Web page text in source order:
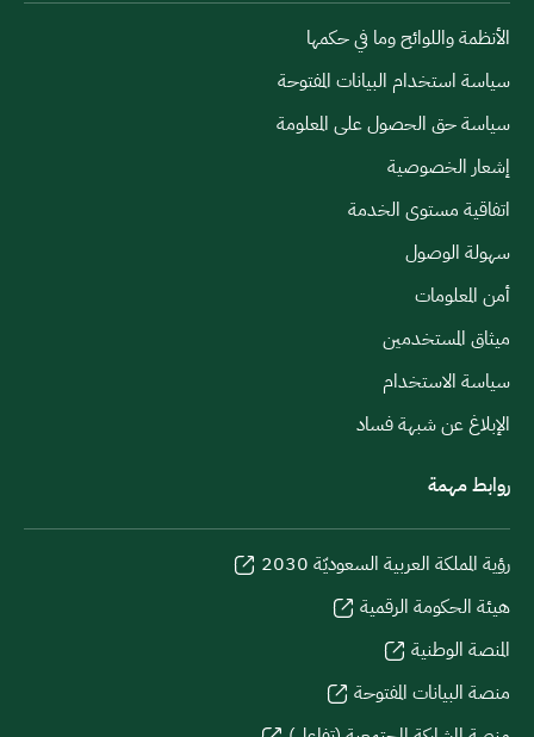
الأنظمة واللوائح وما في حكمها
سياسة استخدام البيانات المفتوحة
سياسة حق الحصول على المعلومة
إشعار الخصوصية
اتفاقية مستوى الخدمة
سهولة الوصول
أمن المعلومات
ميثاق المستخدمين
سياسة الاستخدام
الإبلاغ عن شبهة فساد
روابط مهمة
رؤية المملكة العربية السعوديّة 2030
هيئة الحكومة الرقمية
المنصة الوطنية
منصة البيانات المفتوحة